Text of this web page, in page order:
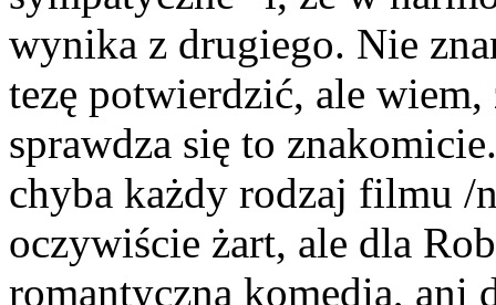
wynika z drugiego. Nie
tezę potwierdzić, ale
sprawdza się to
chyba każdy rodzaj filmu /
oczywiście żart, ale dla
romantyczna komedia, ani